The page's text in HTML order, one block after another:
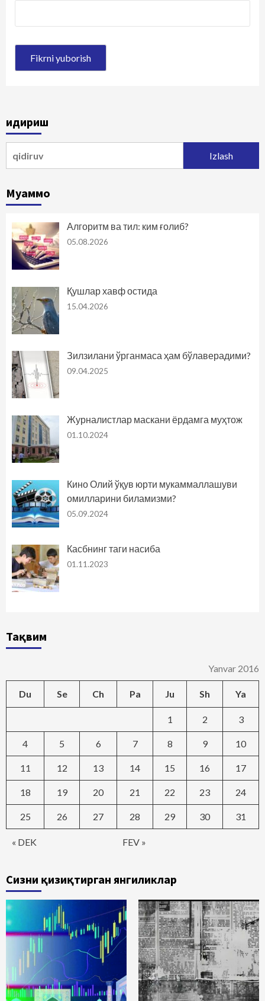
Қидириш
Муаммо
Алгоритм ва тил: ким ғолиб?
05.08.2026
Қушлар хавф остида
15.04.2026
Зилзилани ўрганмаса ҳам бўлаверадими?
09.04.2025
Журналистлар маскани ёрдамга муҳтож
01.10.2024
Кино Олий ўқув юрти мукаммаллашуви
омилларини биламизми?
05.09.2024
Касбнинг таги насиба
01.11.2023
Тақвим
Yanvar 2016
Du Se Ch Pa Ju Sh Ya
« DEK FEV »
1 2 3
4 5 6 7 8 9 10
11 12 13 14 15 16 17
18 19 20 21 22 23 24
25 26 27 28 29 30 31
Сизни қизиқтирган янгиликлар